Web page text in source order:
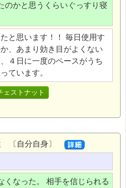
のかと思うくらいぐっすり寝
と思います！！ 毎日使用す
、あまり効き目がよくない
４日に一度のペースがうち
ています。
ェストナット
〔自分自身〕
くなった。 相手を信じられる